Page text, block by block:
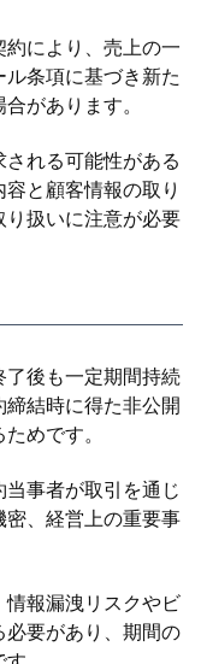
により、売上の一
条項に基づき新た
があります。
れる可能性がある
と顧客情報の取り
扱いに注意が必要
後も一定期間持続
結時に得た非公開
めです。
事者が取引を通じ
、経営上の重要事
報漏洩リスクやビ
必要があり、期間の